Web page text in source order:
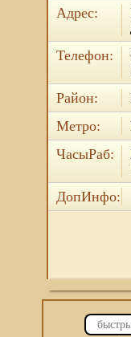
Адрес:
Телефон:
Район:
Метро:
ЧасыРаб:
ДопИнфо: